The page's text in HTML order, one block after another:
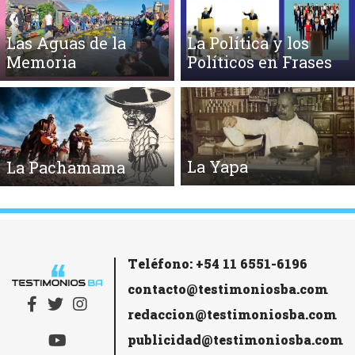
Las Aguas de la
Memoria
La Política y los
Políticos en Frases
La Pachamama La Yapa
Teléfono: +54 11 6551-6196
contacto@testimoniosba.com
redaccion@testimoniosba.com
publicidad@testimoniosba.com